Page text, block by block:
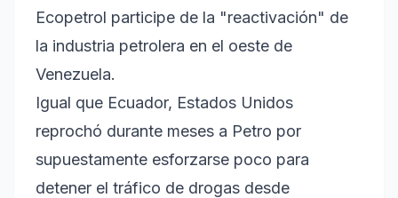
Ecopetrol participe de la "reactivación" de
la industria petrolera en el oeste de
Venezuela.
Igual que Ecuador, Estados Unidos
reprochó durante meses a Petro por
supuestamente esforzarse poco para
detener el tráfico de drogas desde